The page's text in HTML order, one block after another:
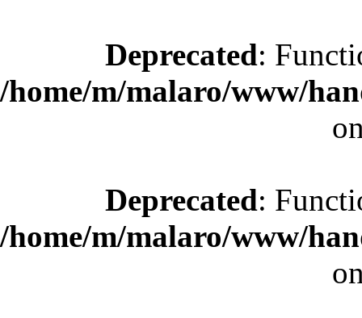
Deprecated:
/home/m/malaro/www/
Deprecated:
/home/m/malaro/www/